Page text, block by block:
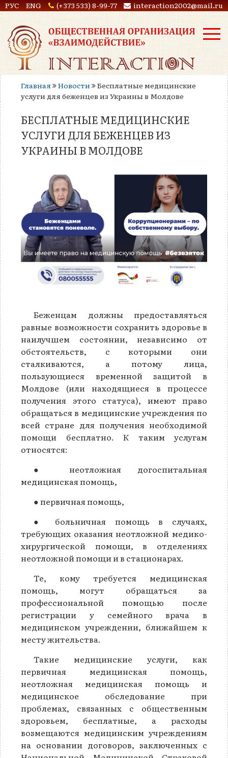
РУС ENG (+373 533) 8-99-77 interaction2002@mail.ru
Главная Новости
Бесплатные медицинские
услуги для беженцев из Украины в Молдове
БЕСПЛАТНЫЕ МЕДИЦИНСКИЕ
УСЛУГИ ДЛЯ БЕЖЕНЦЕВ ИЗ
УКРАИНЫ В МОЛДОВЕ
Беженцам должны предоставляться
равные возможности сохранить здоровье в
наилучшем состоянии, независимо от
обстоятельств, с которыми они
сталкиваются, а потому лица,
пользующиеся временной защитой в
Молдове (или находящиеся в процессе
получения этого статуса), имеют право
обращаться в медицинские учреждения по
всей стране для получения необходимой
помощи бесплатно. К таким услугам
относятся:
● неотложная догоспитальная
медицинская помощь,
● первичная помощь,
● больничная помощь в случаях,
требующих оказания неотложной медико-
хирургической помощи, в отделениях
неотложной помощи и в стационарах.
Те, кому требуется медицинская
помощь, могут обращаться за
профессиональной помощью после
регистрации у семейного врача в
медицинском учреждении, ближайшем к
месту жительства.
Такие медицинские услуги, как
первичная медицинская помощь,
неотложная медицинская помощь и
медицинское обследование при
проблемах, связанных с общественным
здоровьем, бесплатные, а расходы
возмещаются медицинским учреждениям
на основании договоров, заключенных с